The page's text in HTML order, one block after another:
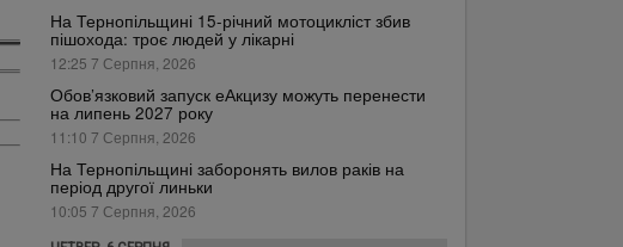
На Тернопільщині 15-річний мотоцикліст збив
пішохода: троє людей у лікарні
12:25 7 Серпня, 2026
Обов’язковий запуск еАкцизу можуть перенести
на липень 2027 року
11:10 7 Серпня, 2026
На Тернопільщині заборонять вилов раків на
період другої линьки
10:05 7 Серпня, 2026